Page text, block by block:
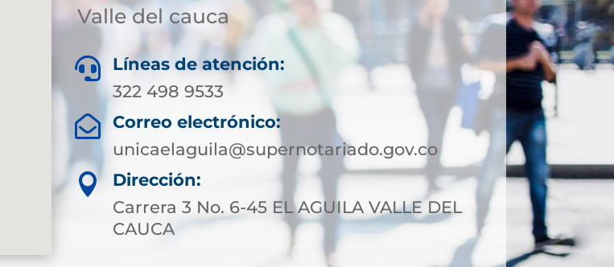
Valle del cauca

Líneas de atención:
322 498 9533

Correo electrónico:
unicaelaguila@supernotariado.gov.co

Dirección:
Carrera 3 No. 6-45 EL AGUILA VALLE DEL
CAUCA